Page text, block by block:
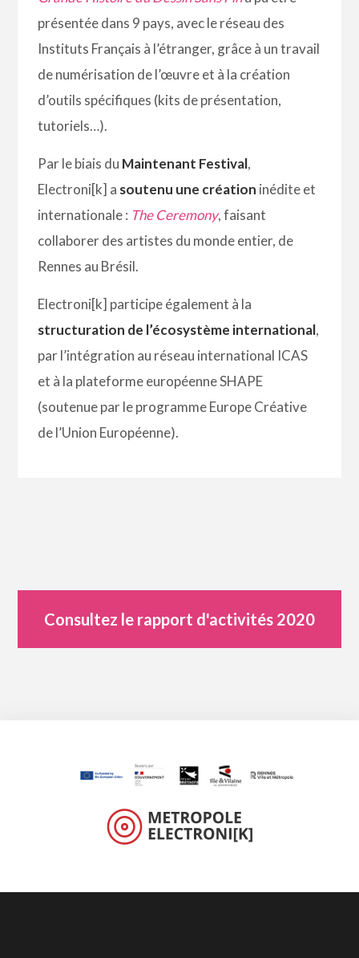
présentée dans 9 pays, avec le réseau des
Instituts Français à l’étranger, grâce à un travail
de numérisation de l’œuvre et à la création
d’outils spécifiques (kits de présentation,
tutoriels…).
Par le biais du Maintenant Festival,
Electroni[k] a soutenu une création inédite et
internationale : The Ceremony, faisant
collaborer des artistes du monde entier, de
Rennes au Brésil.
Electroni[k] participe également à la
structuration de l’écosystème international,
par l’intégration au réseau international ICAS
et à la plateforme européenne SHAPE
(soutenue par le programme Europe Créative
de l’Union Européenne).
Consultez le rapport d'activités 2020